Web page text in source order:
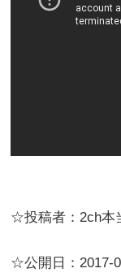
☆投稿者：2ch本
☆公開日：2017-